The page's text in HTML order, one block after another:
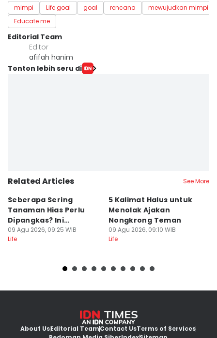
mimpi Life goal goal rencana
mewujudkan mimpi
Educate me
Editorial Team
Editor
afifah hanim
Tonton lebih seru di
Related Articles See More
Seberapa Sering
Tanaman Hias Perlu
Dipangkas? Ini
Jawabannya!
09 Agu 2026, 09:25 WIB
Life
5 Kalimat Halus untuk
Menolak Ajakan
Nongkrong Teman
09 Agu 2026, 09:10 WIB
Life
About UsEditorial TeamContact UsTerms of Services